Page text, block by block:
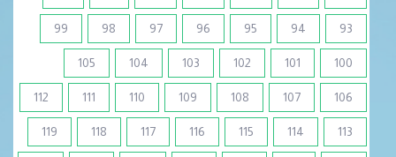
93
94
95
96
97
98
99
100
101
102
103
104
105
106
107
108
109
110
111
112
113
114
115
116
117
118
119